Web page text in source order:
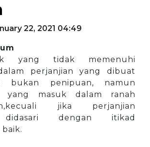
22, 2021 04:49
yang tidak memenuhi
perjanjian yang dibuat
bukan penipuan, namun
yang masuk dalam ranah
jika perjanjian
dengan itikad